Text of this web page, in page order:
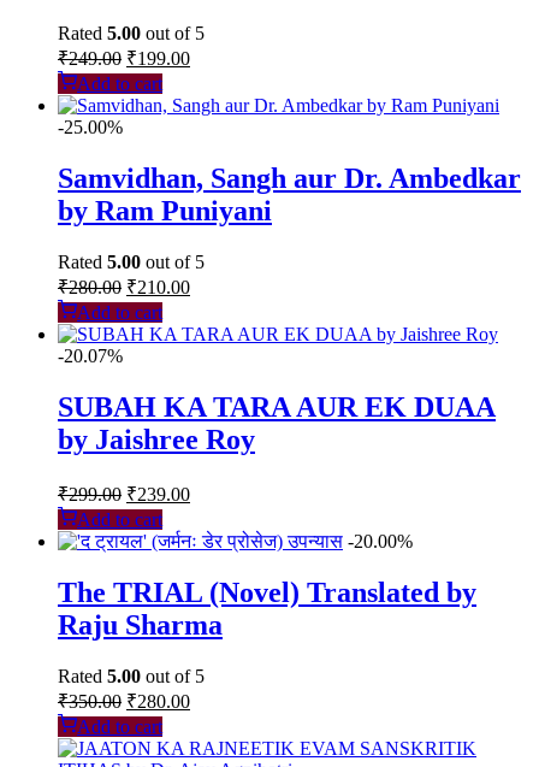
Rated 5.00 out of 5
₹249.00 Original
price
was:
₹199.00Current
₹199.00.
Add to cart
-25.00%
Samvidhan, Sangh aur Dr. Ambedkar
by Ram Puniyani
Rated 5.00 out of 5
₹280.00 Original
price
was:
₹210.00Current
is:
Add to cart
-20.07%
SUBAH KA TARA AUR EK DUAA
by Jaishree Roy
₹299.00 Original
price
was:
₹299.00.
₹239.00Current
is:
₹239.00.
Add to cart
-20.00%
The TRIAL (Novel) Translated by
Raju Sharma
Rated 5.00 out of 5
₹350.00 Original
price
was:
₹280.00Current
is:
Add to cart